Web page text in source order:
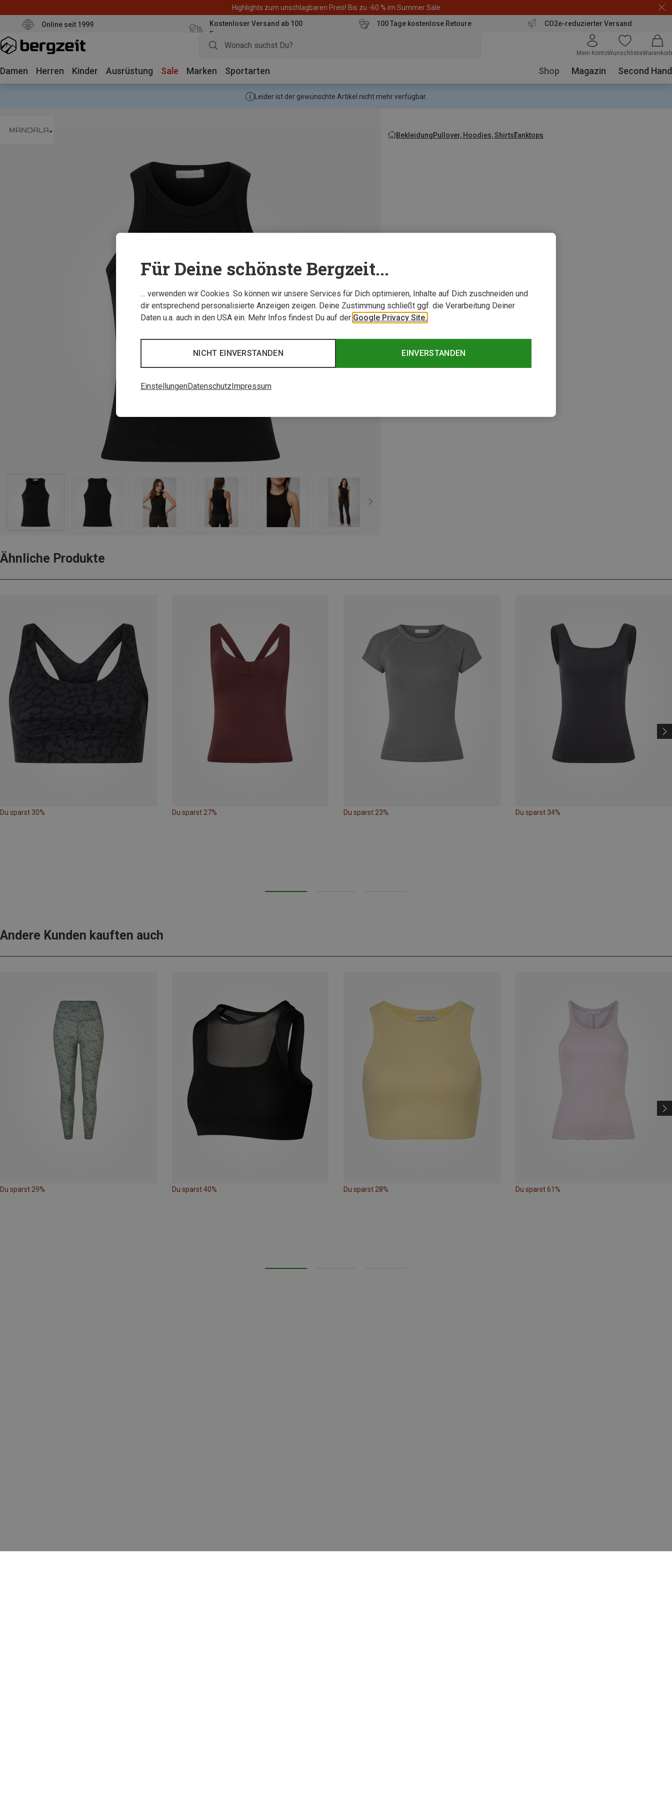
Highlights zum unschlagbaren Preis! Bis zu -60 % im Summer Sale
Online seit 1999
Kostenloser Versand ab 100
Euro
100 Tage kostenlose Retoure CO2e-reduzierter Versand
Mein KontoWunschlisteWarenkorb
Damen Herren Kinder Ausrüstung Sale Marken Sportarten Shop Magazin Second Hand
Leider ist der gewünschte Artikel nicht mehr verfügbar.
BekleidungPullover, Hoodies, ShirtsTanktops
Ähnliche Produkte
Du sparst 30% Du sparst 27% Du sparst 23% Du sparst 34%
Andere Kunden kauften auch
Du sparst 29% Du sparst 40% Du sparst 28% Du sparst 61%
Für Deine schönste Bergzeit...
… verwenden wir Cookies. So können wir unsere Services für Dich optimieren, Inhalte auf Dich zuschneiden und
dir entsprechend personalisierte Anzeigen zeigen. Deine Zustimmung schließt ggf. die Verarbeitung Deiner
Daten u.a. auch in den USA ein. Mehr Infos findest Du auf der Google Privacy Site.
EINVERSTANDEN
NICHT EINVERSTANDEN
EinstellungenDatenschutzImpressum